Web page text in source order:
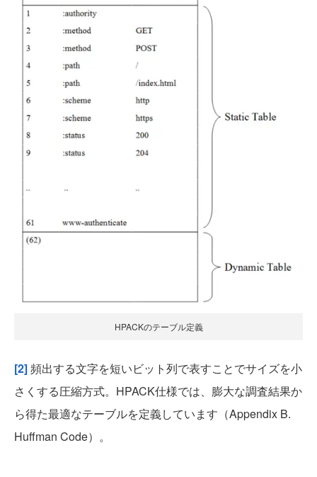
HPACKのテーブル定義
[2]頻出する文字を短いビット列で表すことでサイズを小
さくする圧縮方式。HPACK仕様では、膨大な調査結果か
ら得た最適なテーブルを定義しています（Appendix B.
Huffman Code）。